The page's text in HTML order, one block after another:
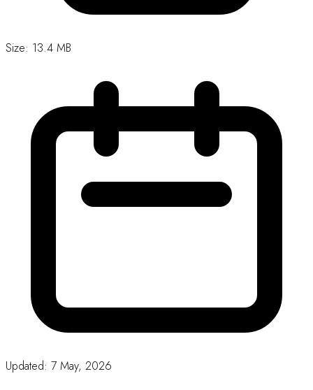
Size: 13.4 MB
Updated: 7 May, 2026